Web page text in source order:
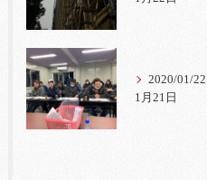
2020/01/22
1月21日